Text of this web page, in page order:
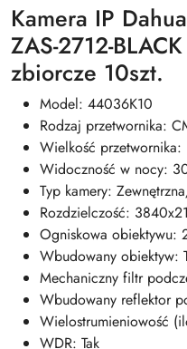
Kamera IP
ZAS-2712-
zbiorcze 10szt.
Model: 44036K10
Rodzaj przetwornika:
Wielkość przetwornika:
Widoczność w nocy:
Typ kamery:
Rozdzielczość:
Ogniskowa obiektywu:
Wbudowany obiektyw:
Mechaniczny filtr
Wbudowany reflektor
Wielostrumieniowość
WDR: Tak